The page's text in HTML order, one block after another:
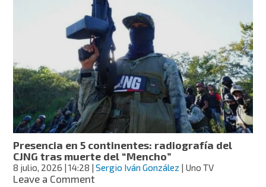
del
“Mencho”
recibe
visitas
y
arreglos
monumentales
en
el
día
de
su
cumpleaños
60
Presencia en 5 continentes: radiografía del
CJNG tras muerte del “Mencho”
8 julio, 2026 | 14:28 |Sergio Iván González | Uno TV
Leave a Commenton